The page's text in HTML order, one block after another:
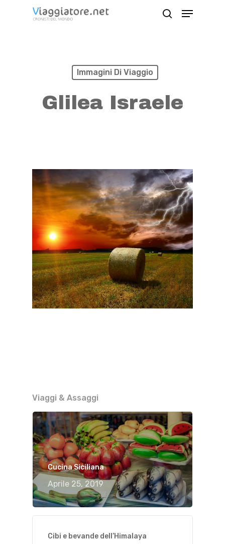
Menu
Immagini Di Viaggio
Glilea Israele
Viaggi & Assaggi
Cucina Siciliana
Aprile 25, 2019
Cibi e bevande dell’Himalaya